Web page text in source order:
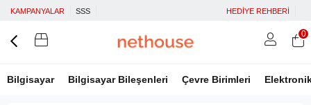
KAMPANYALAR SSS HEDİYE REHBERİ
Bilgisayar Bilgisayar Bileşenleri Çevre Birimleri
0